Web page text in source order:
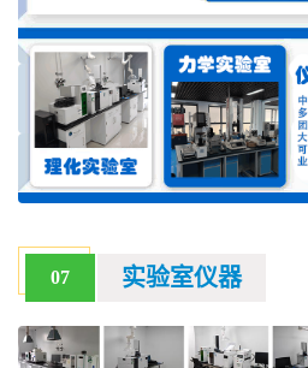
07 实验室仪器